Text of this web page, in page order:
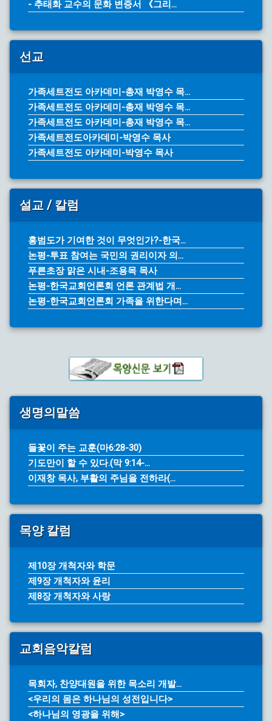
- 추태화 교수의 문화 변증서 《그리...
선교
가족세트전도 아카데미-총재 박영수 목...
가족세트전도 아카데미-총재 박영수 목...
가족세트전도 아카데미-총재 박영수 목...
가족세트전도아카데미-박영수 목사
가족세트전도 아카데미-박영수 목사
설교 / 칼럼
홍범도가 기여한 것이 무엇인가?-한국...
논평-투표 참여는 국민의 권리이자 의...
푸른초장 맑은 시내-조용목 목사
논평-한국교회언론회 언론 관계법 개...
논평-한국교회언론회 가족을 위한다며...
생명의말씀
들꽃이 주는 교훈(마6:28-30)
기도만이 할 수 있다.(막 9:14-...
이재창 목사, 부활의 주님을 전하라(...
목양 칼럼
제10장 개척자와 학문
제9장 개척자와 윤리
제8장 개척자와 사랑
교회음악칼럼
목회자, 찬양대원을 위한 목소리 개발...
<우리의 몸은 하나님의 성전입니다>
<하나님의 영광을 위해>